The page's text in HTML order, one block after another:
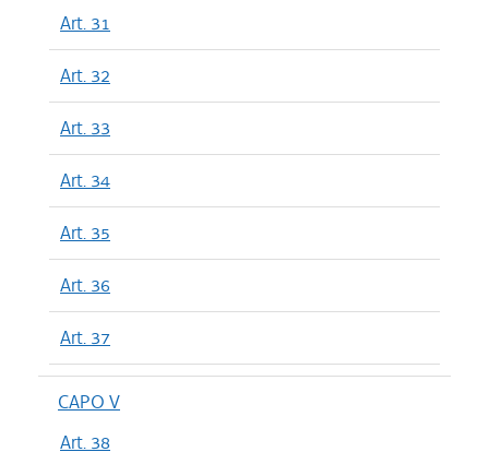
Art. 31
Art. 32
Art. 33
Art. 34
Art. 35
Art. 36
Art. 37
CAPO V
Art. 38